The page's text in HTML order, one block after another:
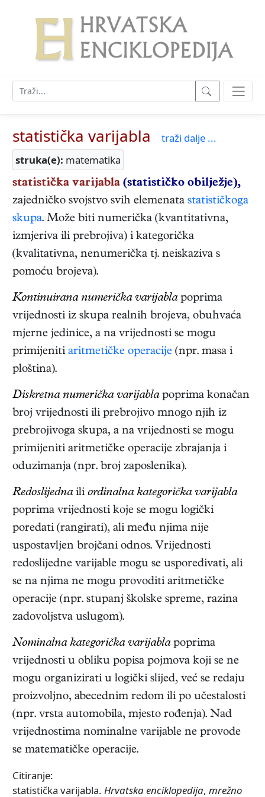
statistička varijabla
traži dalje ...
struka(e): matematika
statistička varijabla (statističko obilježje),
zajedničko svojstvo svih elemenata statističkoga
skupa. Može biti numerička (kvantitativna,
izmjeriva ili prebrojiva) i kategorička
(kvalitativna, nenumerička tj. neiskaziva s
pomoću brojeva).
Kontinuirana numerička varijablapoprima
vrijednosti iz skupa realnih brojeva, obuhvaća
mjerne jedinice, a na vrijednosti se mogu
primijeniti aritmetičke operacije (npr. masa i
ploština).
Diskretna numerička varijablapoprima konačan
broj vrijednosti ili prebrojivo mnogo njih iz
prebrojivoga skupa, a na vrijednosti se mogu
primijeniti aritmetičke operacije zbrajanja i
oduzimanja (npr. broj zaposlenika).
Redoslijednaili ordinalna kategorička varijabla
poprima vrijednosti koje se mogu logički
poredati (rangirati), ali među njima nije
uspostavljen brojčani odnos. Vrijednosti
redoslijedne varijable mogu se uspoređivati, ali
se na njima ne mogu provoditi aritmetičke
operacije (npr. stupanj školske spreme, razina
zadovoljstva uslugom).
Nominalna kategorička varijablapoprima
vrijednosti u obliku popisa pojmova koji se ne
mogu organizirati u logički slijed, već se redaju
proizvoljno, abecednim redom ili po učestalosti
(npr. vrsta automobila, mjesto rođenja). Nad
vrijednostima nominalne varijable ne provode
se matematičke operacije.
Citiranje:
statistička varijabla. Hrvatska enciklopedija, mrežno